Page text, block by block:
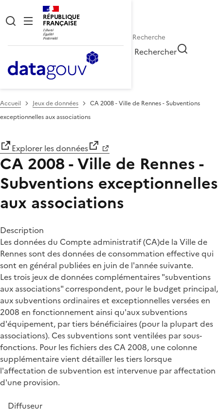
RÉPUBLIQUE
FRANÇAISE
Rechercher
Accueil Jeux de données
CA 2008 - Ville de Rennes - Subventions
exceptionnelles aux associations
Explorer les données
CA 2008 - Ville de Rennes -
Subventions exceptionnelles
aux associations
Description
Les données du Compte administratif (CA)de la Ville de
Rennes sont des données de consommation effective qui
sont en général publiées en juin de l'année suivante.
Les trois jeux de données complémentaires "subventions
aux associations" correspondent, pour le budget principal,
aux subventions ordinaires et exceptionnelles versées en
2008 en fonctionnement ainsi qu'aux subventions
d'équipement, par tiers bénéficiaires (pour la plupart des
associations). Ces subventions sont ventilées par sous-
fonctions. Pour les fichiers des CA 2008, une colonne
supplémentaire vient détailler les tiers lorsque
l'affectation de subvention est intervenue par affectation
d'une provision.
Diffuseur